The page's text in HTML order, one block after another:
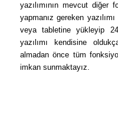
yazılımının mevcut diğer
yapmanız gereken
veya tabletine yükleyip
yazılımı kendisine
almadan önce tüm
imkan sunmaktayız.